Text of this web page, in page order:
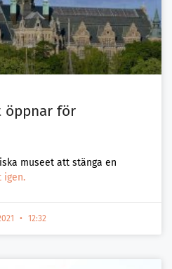
öppnar för
museet att stänga en
igen.
12:32